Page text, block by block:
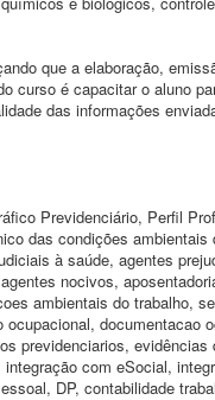
que a elaboração,
curso é capacitar o aluno
das informações
Previdenciário, Perfil
das condições
à saúde, agentes
nocivos,
ambientais do trabalho,
documentacao
previdenciarios,
com eSocial,
DP, contabilidade